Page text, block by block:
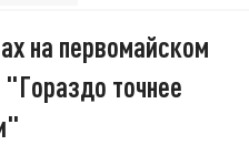
на первомайском
точнее